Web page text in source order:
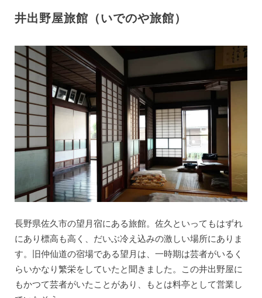
井出野屋旅館（いでのや旅館）
長野県佐久市の望月宿にある旅館。佐久といってもはずれ
にあり標高も高く、だいぶ冷え込みの激しい場所にありま
す。旧仲仙道の宿場である望月は、一時期は芸者がいるく
らいかなり繁栄をしていたと聞きました。この井出野屋に
もかつて芸者がいたことがあり、もとは料亭として営業し